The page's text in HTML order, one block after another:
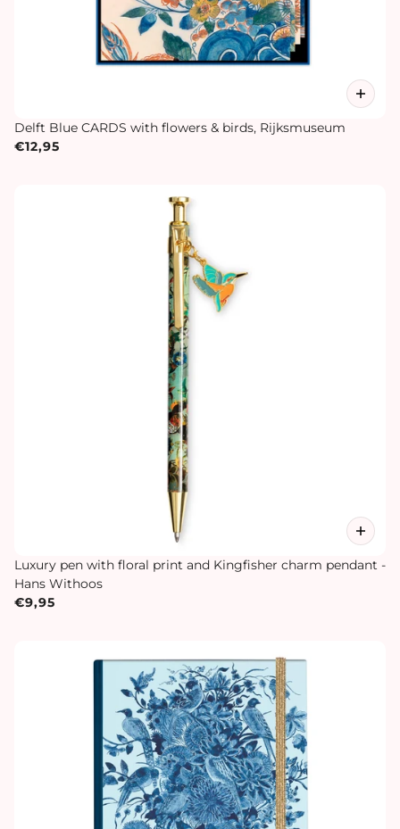
Delft Blue CARDS with flowers & birds, Rijksmuseum
€12,95
Luxury pen with floral print and Kingfisher charm pendant -
Hans Withoos
€9,95